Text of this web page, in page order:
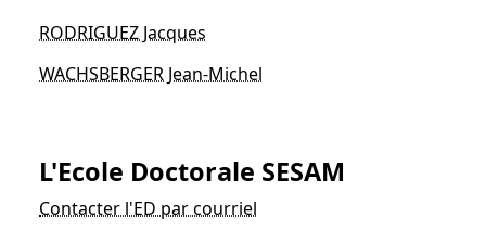
RODRIGUEZ Jacques
WACHSBERGER Jean-Michel
L'Ecole Doctorale SESAM
Contacter l'ED par courriel